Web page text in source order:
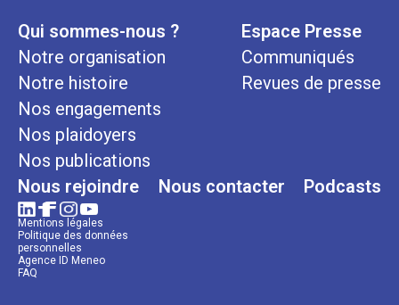
Qui sommes-nous ?
Notre organisation
Notre histoire
Nos engagements
Nos plaidoyers
Nos publications
Espace Presse
Communiqués
Revues de presse
Nous rejoindre Nous contacter Podcasts
Mentions légales
Politique des données
personnelles
Agence ID Meneo
FAQ